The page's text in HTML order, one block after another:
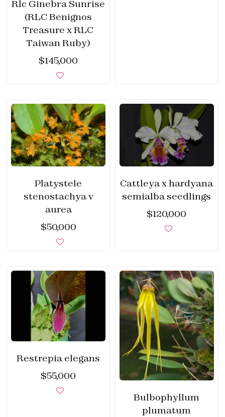
Rlc Ginebra Sunrise
(RLC Benignos
Treasure x RLC
Taiwan Ruby)
$145,000
Platystele
stenostachya v
aurea
$50,000
Cattleya x hardyana
semialba seedlings
$120,000
Restrepia elegans
$55,000
Bulbophyllum
plumatum